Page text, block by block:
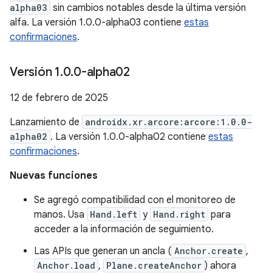
alpha03 sin cambios notables desde la última versión
alfa. La versión 1.0.0-alpha03 contiene estas
confirmaciones.
Versión 1.0.0-alpha02
12 de febrero de 2025
Lanzamiento de androidx.xr.arcore:arcore:1.0.0-
alpha02 . La versión 1.0.0-alpha02 contiene estas
confirmaciones.
Nuevas funciones
Se agregó compatibilidad con el monitoreo de
manos. Usa Hand.left y Hand.right para
acceder a la información de seguimiento.
Las APIs que generan un ancla ( Anchor.create ,
Anchor.load , Plane.createAnchor ) ahora